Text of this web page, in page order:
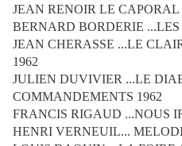
JEAN RENOIR LE CAPORAL
BERNARD BORDERIE ...LES
JEAN CHERASSE ...LE
1962
JULIEN DUVIVIER ...LE
COMMANDEMENTS 1962
FRANCIS RIGAUD ...NOUS
HENRI VERNEUIL...